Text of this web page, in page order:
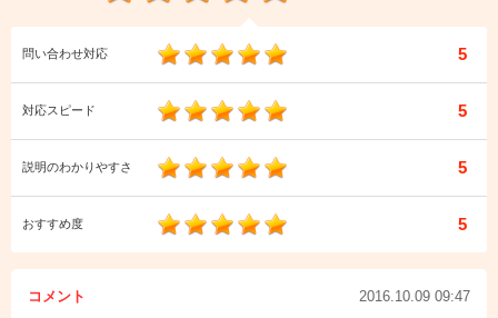
問い合わせ対応 5
対応スピード 5
説明のわかりやすさ 5
おすすめ度 5
コメント 2016.10.09 09:47